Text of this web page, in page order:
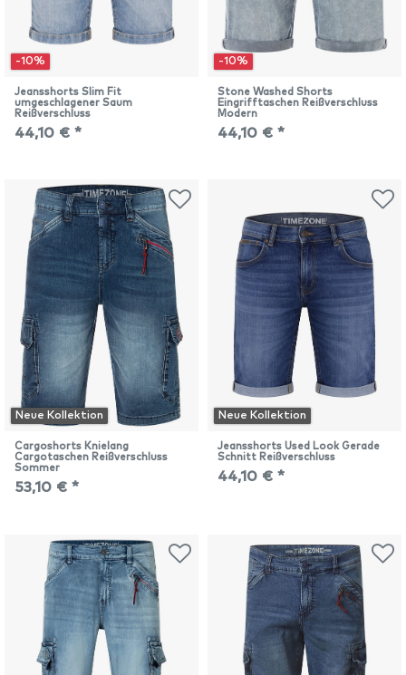
-10%
Jeansshorts Slim Fit
umgeschlagener Saum
Reißverschluss
44,10 € *
-10%
Stone Washed Shorts
Eingrifftaschen Reißverschluss
Modern
44,10 € *
Neue Kollektion
Cargoshorts Knielang
Cargotaschen Reißverschluss
Sommer
53,10 € *
Neue Kollektion
Jeansshorts Used Look Gerade
Schnitt Reißverschluss
44,10 € *